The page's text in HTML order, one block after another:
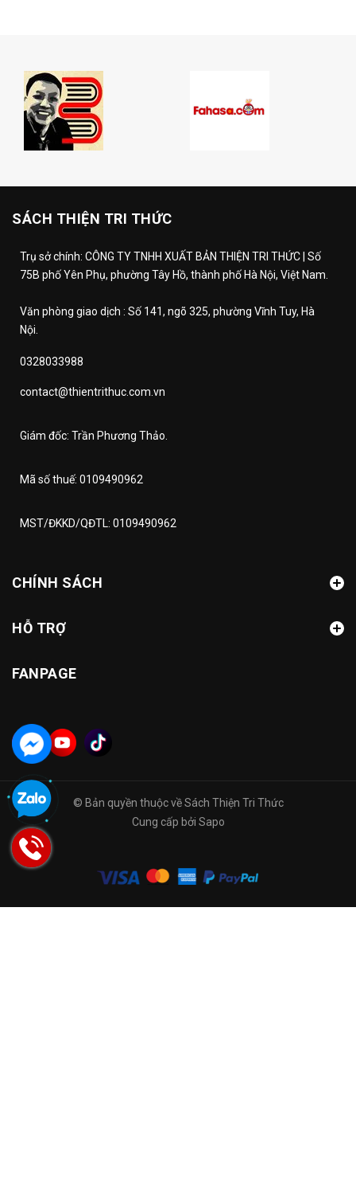
SÁCH THIỆN TRI THỨC
Trụ sở chính: CÔNG TY TNHH XUẤT BẢN THIỆN TRI THỨC | Số
75B phố Yên Phụ, phường Tây Hồ, thành phố Hà Nội, Việt Nam.
Văn phòng giao dịch : Số 141, ngõ 325, phường Vĩnh Tuy, Hà
Nội.
0328033988
contact@thientrithuc.com.vn
Giám đốc: Trần Phương Thảo.
Mã số thuế: 0109490962
MST/ĐKKD/QĐTL: 0109490962
CHÍNH SÁCH
HỖ TRỢ
FANPAGE
© Bản quyền thuộc vềSách Thiện Tri Thức
Cung cấp bởi Sapo